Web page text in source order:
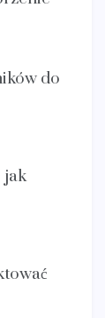
do
jak